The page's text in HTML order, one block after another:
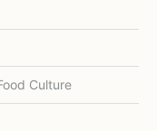
Culture